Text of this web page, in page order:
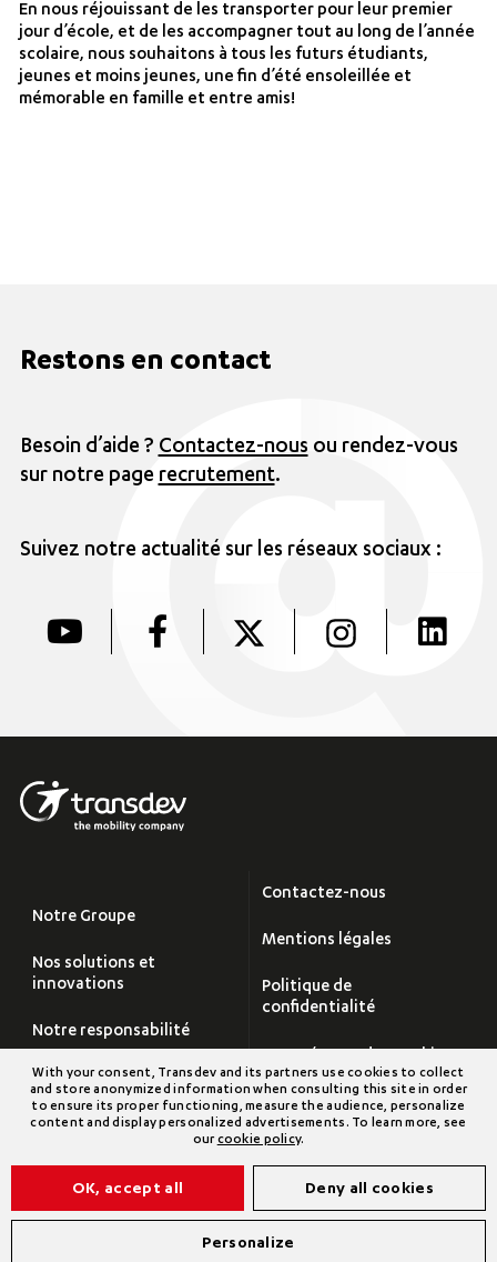
En nous réjouissant de les transporter pour leur premier
jour d’école, et de les accompagner tout au long de l’année
scolaire, nous souhaitons à tous les futurs étudiants,
jeunes et moins jeunes, une fin d’été ensoleillée et
mémorable en famille et entre amis!
Restons en contact
Besoin d’aide ? Contactez-nous ou rendez-vous
sur notre page recrutement.
Suivez notre actualité sur les réseaux sociaux :
Notre Groupe
Nos solutions et
innovations
Notre responsabilité
Carrières
Salle de Presse
Contactez-nous
Mentions légales
Politique de
confidentialité
Plan du site
Transdev Groupe
©2026 Transdev
With your consent, Transdev and its partners use cookies to collect
and store anonymized information when consulting this site in order
to ensure its proper functioning, measure the audience, personalize
content and display personalized advertisements. To learn more, see
ourcookie policy.
OK, accept all Deny all cookies
Personalize